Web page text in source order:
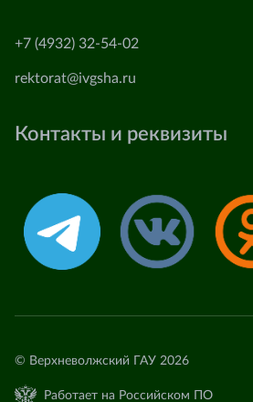
+7 (4932) 32-54-02
rektorat@ivgsha.ru
Контакты и реквизиты
© Верхневолжский ГАУ 2026
Работает на Российском ПО